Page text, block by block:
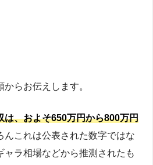
らお伝えします。
は、およそ650万円から800万円
んこれは公表された数字ではな
ャラ相場などから推測されたも